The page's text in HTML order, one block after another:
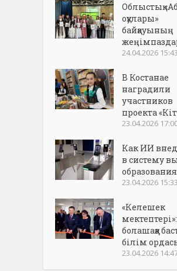
Облыстық
оқулары»
байқауының
24.04.2026 15:43
В Костанае
наградили
участников
проекта
23.04.2026
Как ИИ
в систему
образования
23.04.2026 15:33
«Келешек
мектептері»:
болашаққа
білім
23.04.2026